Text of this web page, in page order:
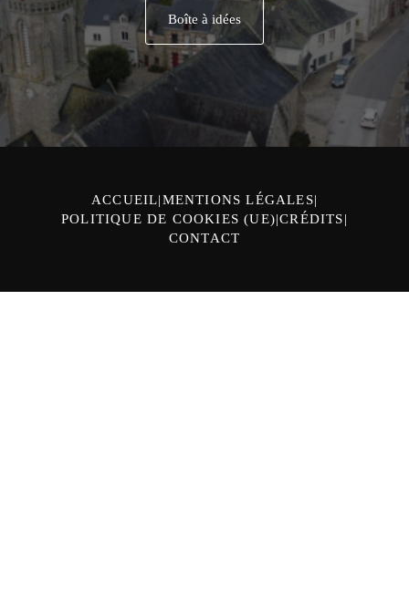
Boîte à idées
ACCUEIL MENTIONS LÉGALES
POLITIQUE DE COOKIES (UE) CRÉDITS
CONTACT